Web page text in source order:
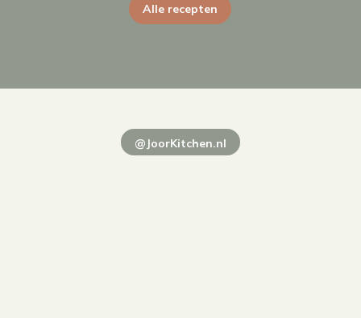
Alle recepten
@JoorKitchen.nl